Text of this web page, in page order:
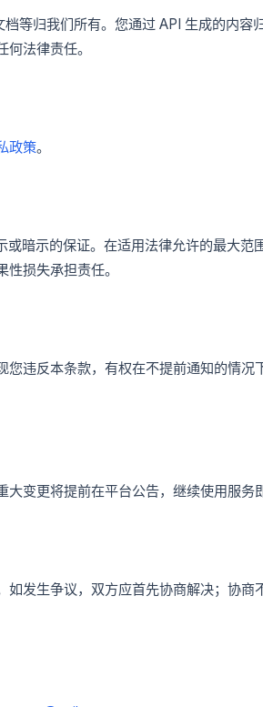
等归我们所有。您通过 API 生成的内容
法律责任。
政策。
暗示的保证。在适用法律允许的最大范
损失承担责任。
您违反本条款，有权在不提前通知的情况
变更将提前在平台公告，继续使用服务
如发生争议，双方应首先协商解决；协商